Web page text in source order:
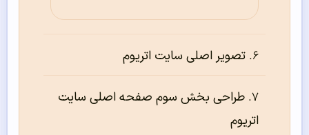
تصویر اصلی سایت اتریوم
طراحی بخش سوم صفحه اصلی سایت
اتریوم